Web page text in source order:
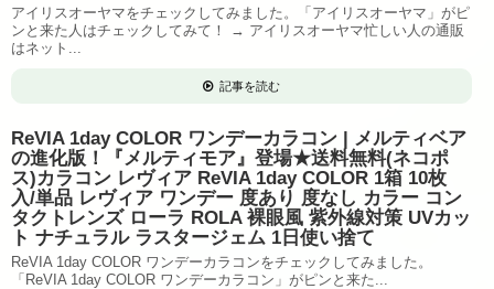
アイリスオーヤマをチェックしてみました。「アイリスオーヤマ」がピ
ンと来た人はチェックしてみて！ → アイリスオーヤマ忙しい人の通販
はネット...
記事を読む
ReVIA 1day COLOR ワンデーカラコン | メルティベア
の進化版！『メルティモア』登場★送料無料(ネコポ
ス)カラコン レヴィア ReVIA 1day COLOR 1箱 10枚
入/単品 レヴィア ワンデー 度あり 度なし カラー コン
タクトレンズ ローラ ROLA 裸眼風 紫外線対策 UVカッ
ト ナチュラル ラスタージェム 1日使い捨て
ReVIA 1day COLOR ワンデーカラコンをチェックしてみました。
「ReVIA 1day COLOR ワンデーカラコン」がピンと来た...